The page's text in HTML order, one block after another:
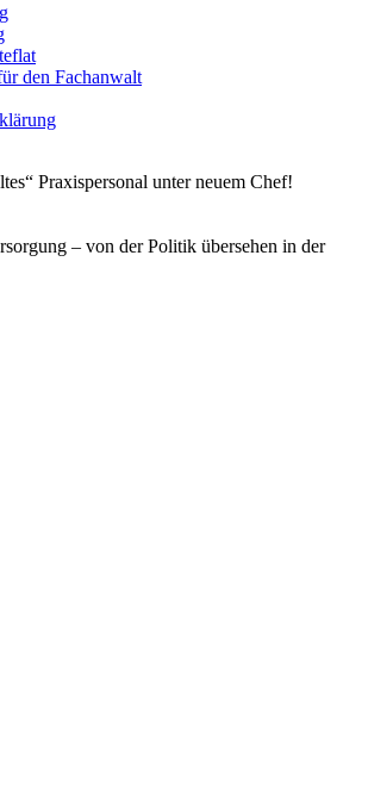
den Fachanwalt
Praxispersonal unter neuem Chef!
– von der Politik übersehen in der